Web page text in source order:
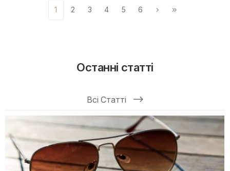
1 2 3 4 5 6
Останні статті
Всі Статті